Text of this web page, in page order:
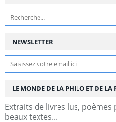
NEWSLETTER
LE MONDE DE LA PHILO ET DE LA
Extraits de livres lus, poèmes
beaux textes...